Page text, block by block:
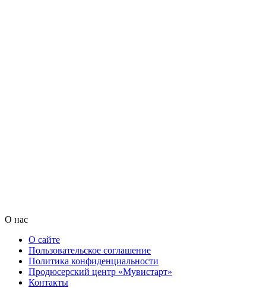
О нас
О сайте
Пользовательское соглашение
Политика конфиденциальности
Продюсерский центр «Мувистарт»
Контакты